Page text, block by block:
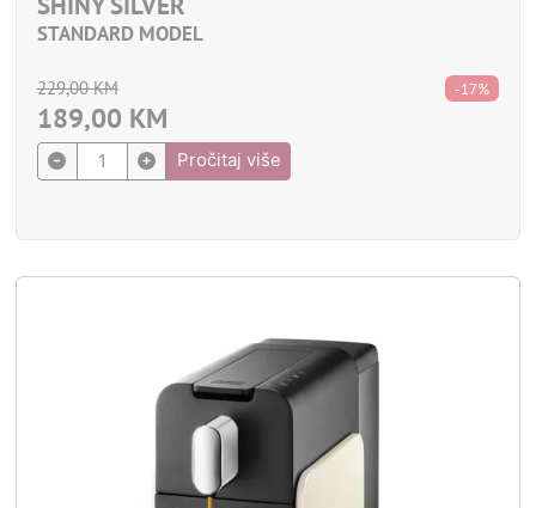
STANDARD MODEL
229,00KM
189,00 KM
-17%
Pročitaj više